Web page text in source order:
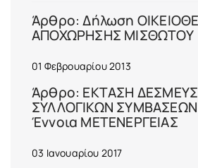
Άρθρο: Δήλωση
ΑΠΟΧΩΡΗΣΗΣ ΜΙΣΘΩΤΟΥ
01 Φεβρουαρίου 2013
Άρθρο: ΕΚΤΑΣΗ
ΣΥΛΛΟΓΙΚΩΝ ΣΥΜΒΑΣΕΩΝ
Έννοια ΜΕΤΕΝΕΡΓΕΙΑΣ
03 Ιανουαρίου 2017